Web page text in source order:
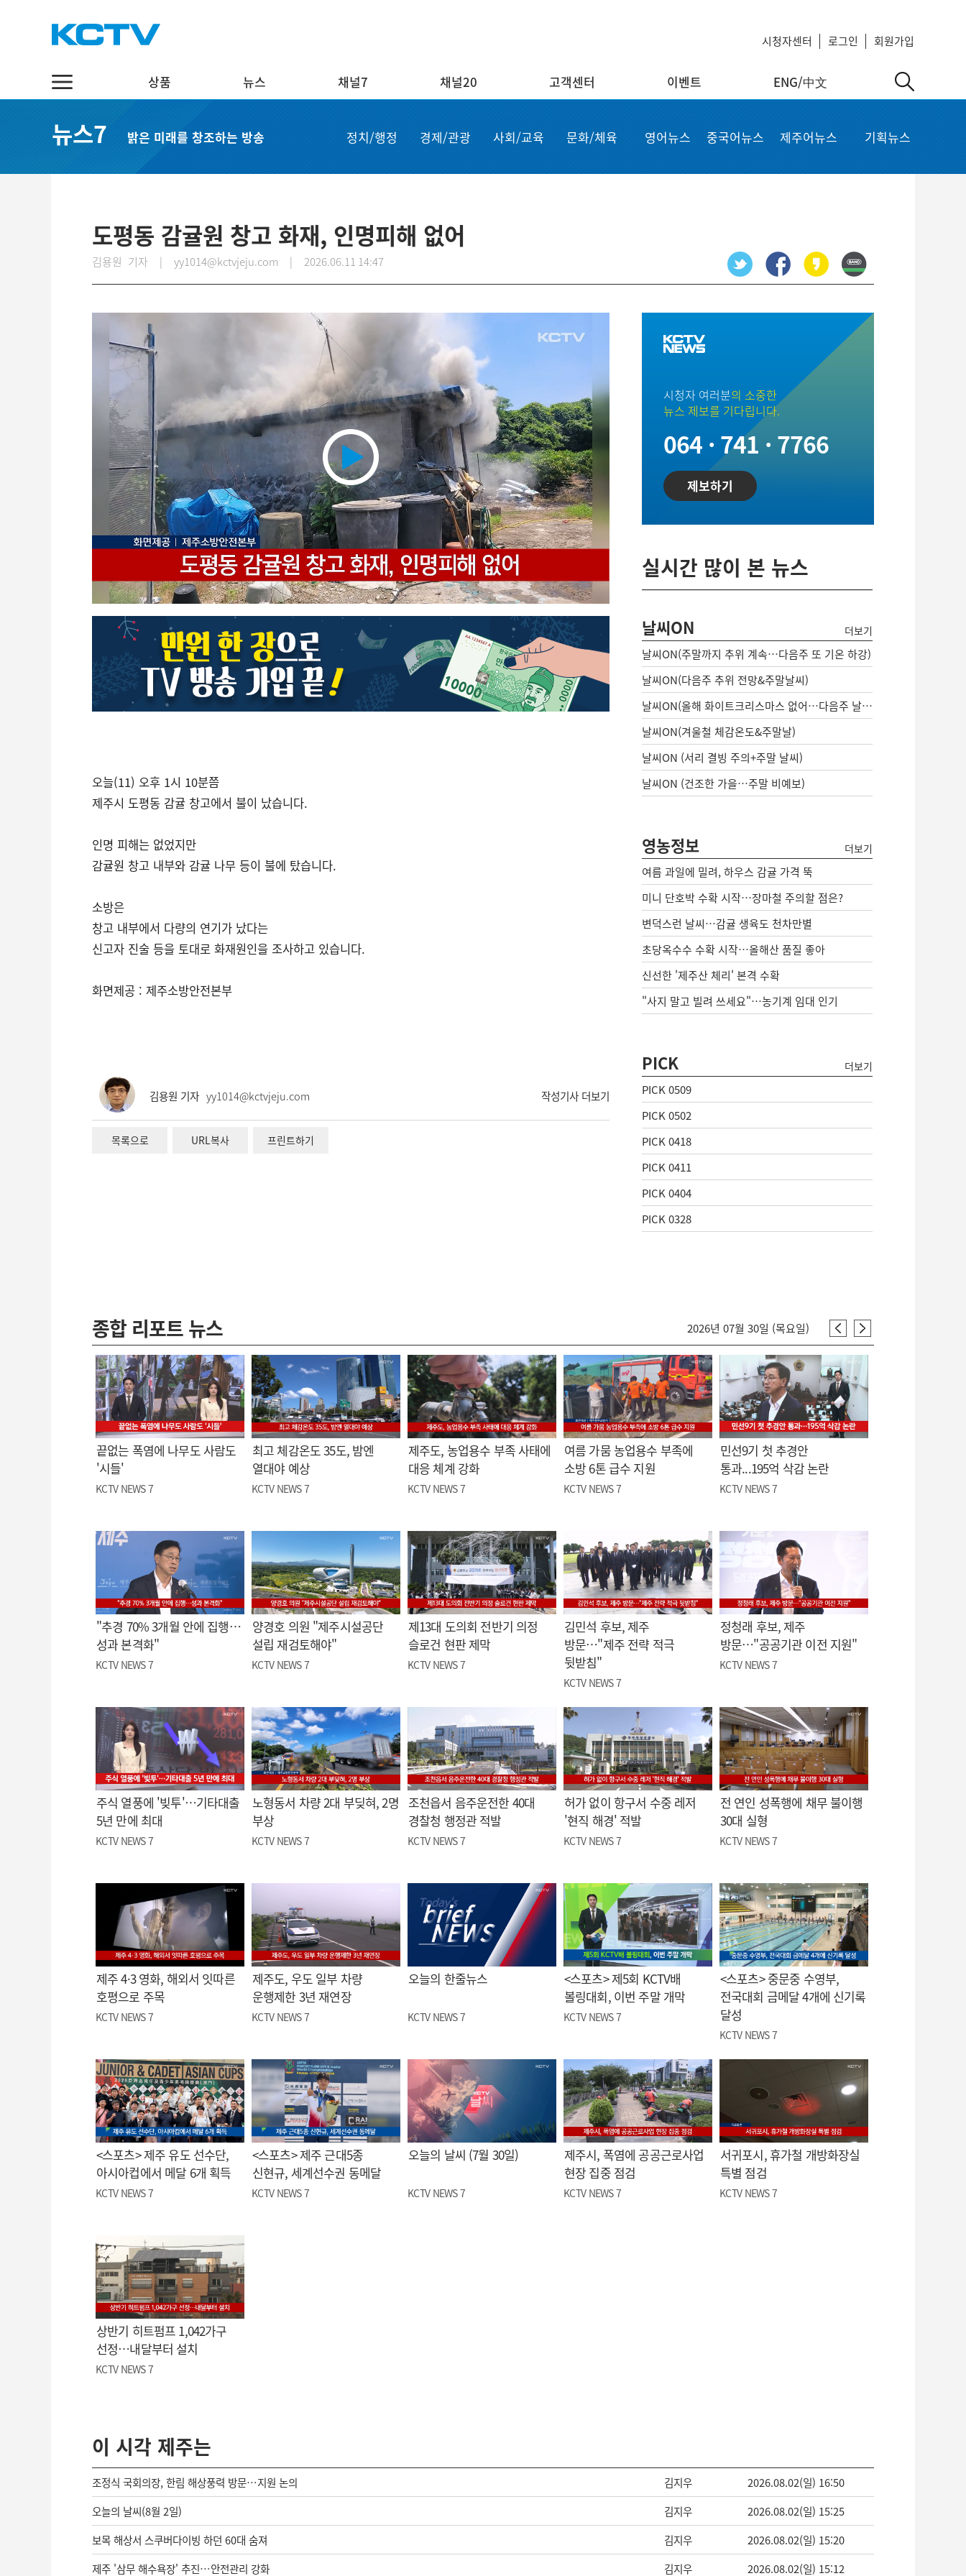
시청자센터 로그인 회원가입
상품 뉴스 채널7 채널20 고객센터 이벤트 ENG/中文
스마트 TV
스마트뷰앱
정치·행정
영어뉴스
중국어뉴스
실시간보기
자주하는 질문
Order now
회원정보 수정
공지사항
뉴스7 밝은 미래를 창조하는 방송 정치/행정 경제/관광 사회/교육 문화/체육 영어뉴스 중국어뉴스 제주어뉴스 기획뉴스
도평동 감귤원 창고 화재, 인명피해 없어
김용원 기자 | yy1014@kctvjeju.com | 2026.06.11 14:47
Play
Video
오늘(11) 오후 1시 10분쯤
제주시 도평동 감귤 창고에서 불이 났습니다.
인명 피해는 없었지만
감귤원 창고 내부와 감귤 나무 등이 불에 탔습니다.
소방은
창고 내부에서 다량의 연기가 났다는
신고자 진술 등을 토대로 화재원인을 조사하고 있습니다.
화면제공 : 제주소방안전본부
김용원 기자 yy1014@kctvjeju.com 작성기사 더보기
목록으로 URL복사 프린트하기
시청자 여러분의 소중한
뉴스 제보를 기다립니다.
064 · 741 · 7766
제보하기
실시간 많이 본 뉴스
날씨ON 더보기
날씨ON(주말까지 추위 계속…다음주 또 기온 하강)
날씨ON(다음주 추위 전망&주말날씨)
날씨ON(올해 화이트크리스마스 없어…다음주 날씨는?)
날씨ON(겨울철 체감온도&주말날)
날씨ON (서리 결빙 주의+주말 날씨)
날씨ON (건조한 가을…주말 비예보)
영농정보 더보기
여름 과일에 밀려, 하우스 감귤 가격 뚝
미니 단호박 수확 시작…장마철 주의할 점은?
변덕스런 날씨…감귤 생육도 천차만별
초당옥수수 수확 시작…올해산 품질 좋아
신선한 '제주산 체리' 본격 수확
"사지 말고 빌려 쓰세요"…농기계 임대 인기
PICK 더보기
PICK 0509
PICK 0502
PICK 0418
PICK 0411
PICK 0404
PICK 0328
종합 리포트 뉴스 2026년 07월 30일 (목요일)
끝없는 폭염에 나무도 사람도
'시들'
KCTV NEWS 7
최고 체감온도 35도, 밤엔
열대야 예상
KCTV NEWS 7
제주도, 농업용수 부족 사태에
대응 체계 강화
KCTV NEWS 7
여름 가뭄 농업용수 부족에
소방 6톤 급수 지원
KCTV NEWS 7
민선9기 첫 추경안
통과...195억 삭감 논란
KCTV NEWS 7
"추경 70% 3개월 안에 집행…
성과 본격화"
KCTV NEWS 7
양경호 의원 "제주시설공단
설립 재검토해야"
KCTV NEWS 7
제13대 도의회 전반기 의정
슬로건 현판 제막
KCTV NEWS 7
김민석 후보, 제주
방문…"제주 전략 적극
뒷받침"
KCTV NEWS 7
정청래 후보, 제주
방문…"공공기관 이전 지원"
KCTV NEWS 7
주식 열풍에 '빚투'…기타대출
5년 만에 최대
KCTV NEWS 7
노형동서 차량 2대 부딪혀, 2명
부상
KCTV NEWS 7
조천읍서 음주운전한 40대
경찰청 행정관 적발
KCTV NEWS 7
허가 없이 항구서 수중 레저
'현직 해경' 적발
KCTV NEWS 7
전 연인 성폭행에 채무 불이행
30대 실형
KCTV NEWS 7
제주 4·3 영화, 해외서 잇따른
호평으로 주목
KCTV NEWS 7
제주도, 우도 일부 차량
운행제한 3년 재연장
KCTV NEWS 7
오늘의 한줄뉴스
KCTV NEWS 7
<스포츠> 제5회 KCTV배
볼링대회, 이번 주말 개막
KCTV NEWS 7
<스포츠> 중문중 수영부,
전국대회 금메달 4개에 신기록
달성
KCTV NEWS 7
<스포츠> 제주 유도 선수단,
아시아컵에서 메달 6개 획득
KCTV NEWS 7
<스포츠> 제주 근대5종
신현규, 세계선수권 동메달
KCTV NEWS 7
오늘의 날씨 (7월 30일)
KCTV NEWS 7
제주시, 폭염에 공공근로사업
현장 집중 점검
KCTV NEWS 7
서귀포시, 휴가철 개방화장실
특별 점검
KCTV NEWS 7
상반기 히트펌프 1,042가구
선정…내달부터 설치
KCTV NEWS 7
이 시각 제주는
조정식 국회의장, 한림 해상풍력 방문…지원 논의 김지우
2026.08.02(일) 16:50
오늘의 날씨(8월 2일)
김지우
2026.08.02(일) 15:25
보목 해상서 스쿠버다이빙 하던 60대 숨져
김지우
2026.08.02(일) 15:20
제주 '삼무 해수욕장' 추진…안전관리 강화
김지우 2026.08.02(일) 15:12